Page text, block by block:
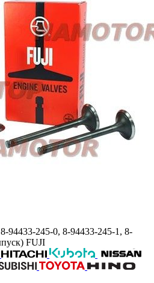
245-0, 8-94433-245-1, 8-
FUJI